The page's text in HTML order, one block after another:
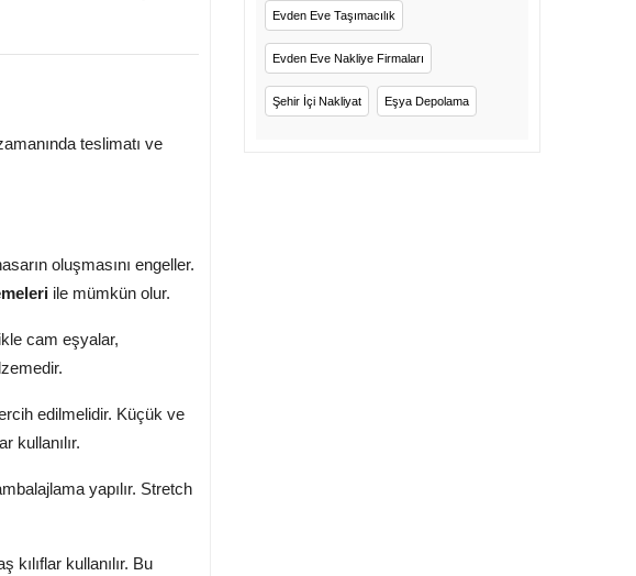
teslimatı ve
oluşmasını engeller.
ile mümkün olur.
cam eşyalar,
edilmelidir. Küçük ve
kullanılır.
yapılır. Stretch
kullanılır. Bu
Evden Eve Taşımacılık
Evden Eve Nakliye Firmaları
Şehir İçi Nakliyat Eşya Depolama